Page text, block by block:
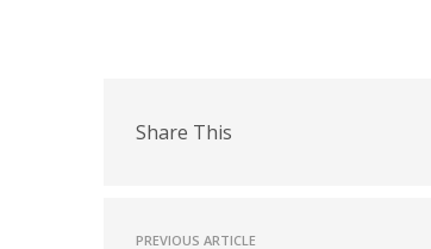
Share This
PREVIOUS ARTICLE